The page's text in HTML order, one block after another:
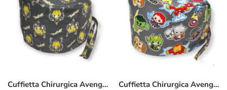
Cuffietta Chirurgica Avengers Loki
Cuffietta Chirurgica Avengers Kawaii grigio